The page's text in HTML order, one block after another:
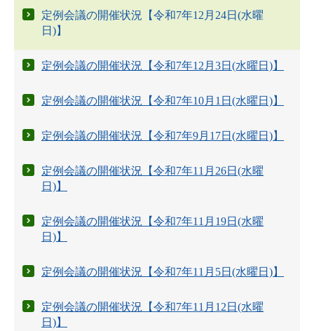
定例会議の開催状況【令和7年12月24日(水曜
日)】
定例会議の開催状況【令和7年12月3日(水曜日)】
定例会議の開催状況【令和7年10月1日(水曜日)】
定例会議の開催状況【令和7年9月17日(水曜日)】
定例会議の開催状況【令和7年11月26日(水曜
日)】
定例会議の開催状況【令和7年11月19日(水曜
日)】
定例会議の開催状況【令和7年11月5日(水曜日)】
定例会議の開催状況【令和7年11月12日(水曜
日)】